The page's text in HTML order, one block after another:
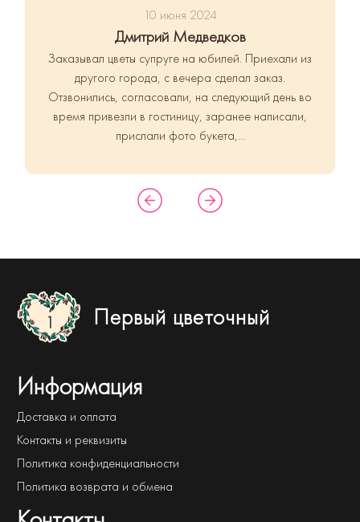
10 июня 2024
Дмитрий Медведков
Заказывал цветы супруге на юбилей. Приехали из
другого города, с вечера сделал заказ.
Отзвонились, согласовали, на следующий день во
время привезли в гостиницу, заранее написали,
прислали фото букета,...
Первый цветочный
Информация
Доставка и оплата
Контакты и реквизиты
Политика конфиденциальности
Политика возврата и обмена